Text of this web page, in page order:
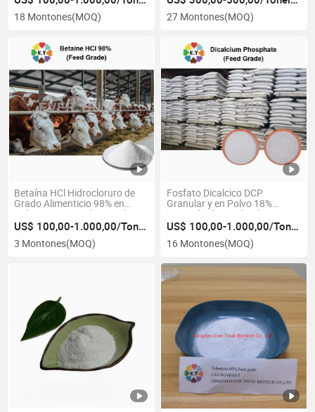
18 Montones(MOQ) 27 Montones(MOQ)
Betaína HCl Hidrocloruro de
Grado Alimenticio 98% en
Polvo para Aves de Corral,
Ganado y Acuáticos Precio del
Fabricante
US$ 100,00-1.000,00/Tonelada
3 Montones(MOQ)
Fosfato Dicalcico DCP
Granular y en Polvo 18%
Nutrición de Grado Alimenticio
para Piensos Animales
US$ 100,00-1.000,00/Tonelada
16 Montones(MOQ)